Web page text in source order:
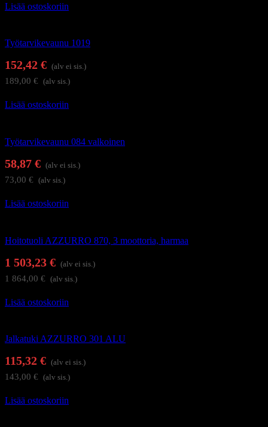
Lisää ostoskoriin
Työtarvikevaunu 1019
152,42 € (alv ei sis.)
189,00 € (alv sis.)
Lisää ostoskoriin
Työtarvikevaunu 084 valkoinen
58,87 € (alv ei sis.)
73,00 € (alv sis.)
Lisää ostoskoriin
Hoitotuoli AZZURRO 870, 3 moottoria, harmaa
1 503,23 € (alv ei sis.)
1 864,00 € (alv sis.)
Lisää ostoskoriin
Jalkatuki AZZURRO 301 ALU
115,32 € (alv ei sis.)
143,00 € (alv sis.)
Lisää ostoskoriin